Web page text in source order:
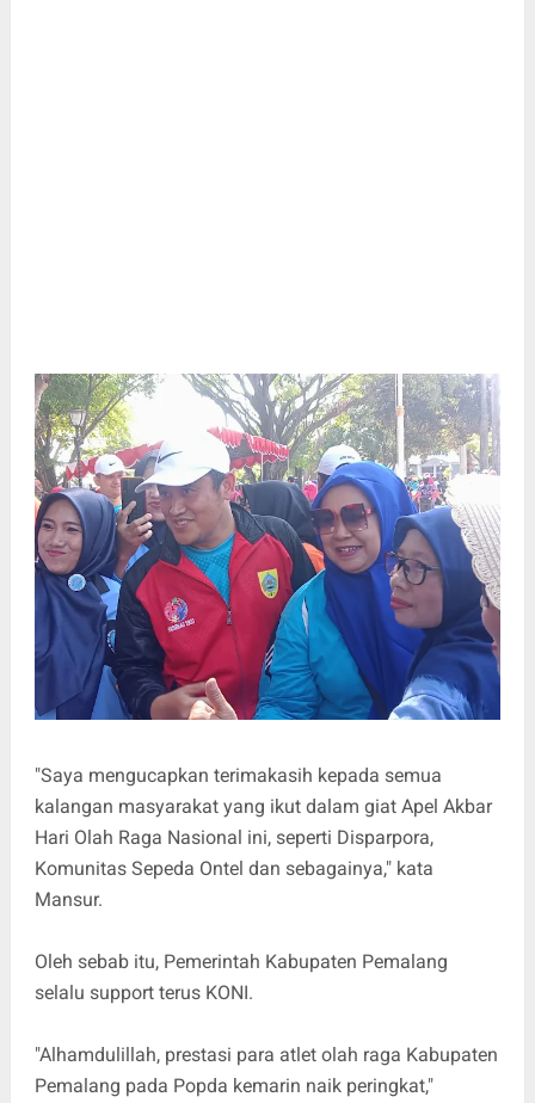
"Saya mengucapkan terimakasih kepada semua
kalangan masyarakat yang ikut dalam giat Apel Akbar
Hari Olah Raga Nasional ini, seperti Disparpora,
Komunitas Sepeda Ontel dan sebagainya," kata
Mansur.
Oleh sebab itu, Pemerintah Kabupaten Pemalang
selalu support terus KONI.
"Alhamdulillah, prestasi para atlet olah raga Kabupaten
Pemalang pada Popda kemarin naik peringkat,"